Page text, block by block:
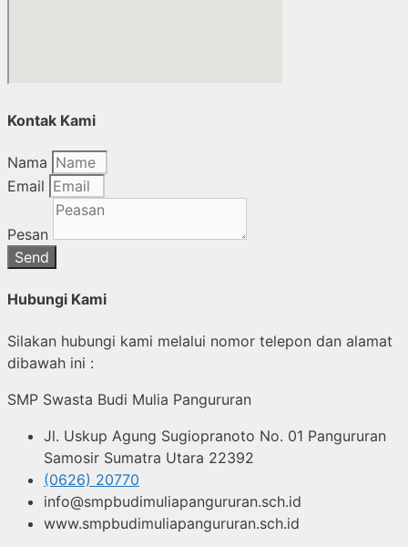
Kontak Kami
Nama
Email
Pesan
Send
Hubungi Kami
Silakan hubungi kami melalui nomor telepon dan alamat
dibawah ini :
SMP Swasta Budi Mulia Pangururan
Jl. Uskup Agung Sugiopranoto No. 01 Pangururan
Samosir Sumatra Utara 22392
(0626) 20770
info@smpbudimuliapangururan.sch.id
www.smpbudimuliapangururan.sch.id